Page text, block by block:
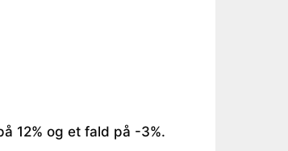
12% og et fald på -3%.